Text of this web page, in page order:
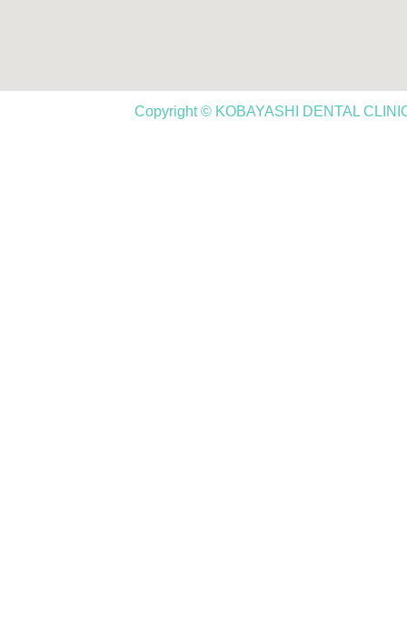
Copyright © KOBAYASHI DENTAL